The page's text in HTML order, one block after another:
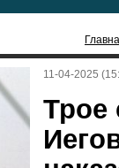
11-04-2025
Трое